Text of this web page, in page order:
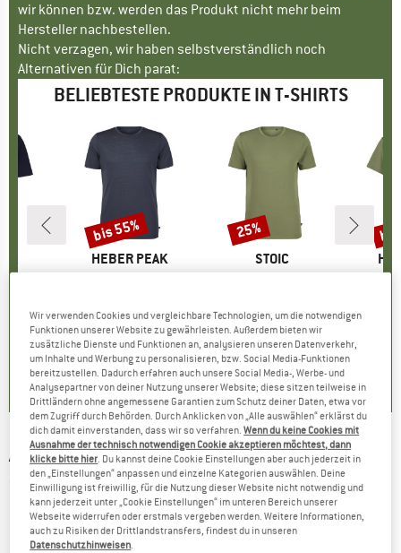
wir können bzw. werden das Produkt nicht mehr beim
Hersteller nachbestellen.
Nicht verzagen, wir haben selbstverständlich noch
Alternativen für Dich parat:
BELIEBTESTE PRODUKTE IN T-SHIRTS
Tee
Preis
€
3
)
MARKE
HEBER PEAK
Preis
59,95 € reduzierter Preis
26,98 €
+4
4,5(116)
Rabatt
bis 55%
MARKE
STOIC
Preis
39,95 € reduzierter Preis
29,96 €
4,5( 19)
Rabatt
25%
Women's
ALPRAUSCH -Streifebock - T-Shirt
(0)
Wir verwenden Cookies und vergleichbare Technologien, um die notwendigen
Funktionen unserer Website zu gewährleisten. Außerdem bieten wir
zusätzliche Dienste und Funktionen an, analysieren unseren Datenverkehr,
um Inhalte und Werbung zu personalisieren, bzw. Social Media-Funktionen
bereitzustellen. Dadurch erfahren auch unsere Social Media-, Werbe- und
Analysepartner von deiner Nutzung unserer Website; diese sitzen teilweise in
Drittländern ohne angemessene Garantien zum Schutz deiner Daten, etwa vor
dem Zugriff durch Behörden. Durch Anklicken von „Alle auswählen“ erklärst du
dich damit einverstanden, dass wir so verfahren.Wenn du keine Cookies mit
Ausnahme der technisch notwendigen Cookie akzeptieren möchtest, dann
klicke bitte hier. Du kannst deine Cookie Einstellungen aber auch jederzeit in
den „Einstellungen“ anpassen und einzelne Kategorien auswählen. Deine
Einwilligung ist freiwillig, für die Nutzung dieser Website nicht notwendig und
kann jederzeit unter „Cookie Einstellungen“ im unteren Bereich unserer
Webseite widerrufen oder erstmals vergeben werden. Weitere Informationen,
auch zu Risiken der Drittlandstransfers, findest du in unseren
Datenschutzhinweisen.